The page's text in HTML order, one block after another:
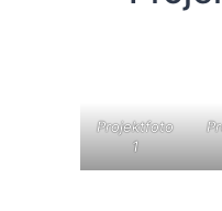
Projektfoto
1